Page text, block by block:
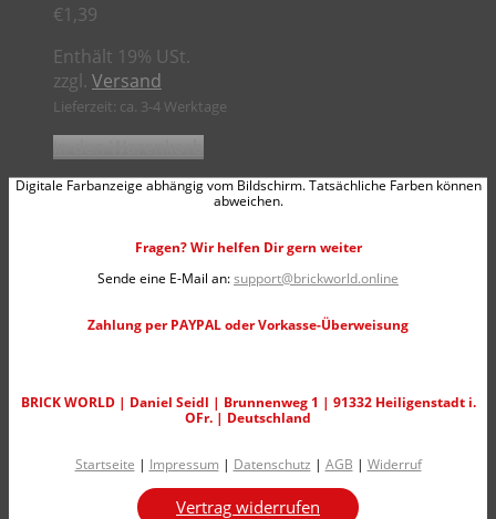
€1,39
Enthält 19% USt.
zzgl. Versand
Lieferzeit: ca. 3-4 Werktage
Digitale Farbanzeige abhängig vom Bildschirm. Tatsächliche Farben können
abweichen.
Fragen? Wir helfen Dir gern weiter
Sende eine E-Mail an:support@brickworld.online
Zahlung per PAYPAL oder Vorkasse-Überweisung
BRICK WORLD | Daniel Seidl | Brunnenweg 1 | 91332 Heiligenstadt i.
OFr. | Deutschland
Startseite | Impressum | Datenschutz | AGB | Widerruf
Vertrag widerrufen